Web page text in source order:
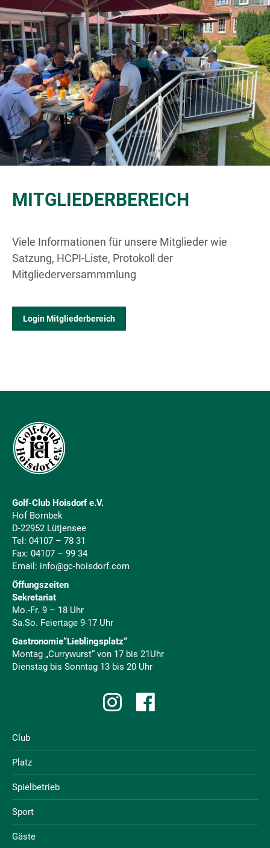
MITGLIEDERBEREICH
Viele Informationen für unsere Mitglieder wie
Satzung, HCPI-Liste, Protokoll der
Mitgliederversammmlung
Login Mitgliederbereich
Golf-Club Hoisdorf e.V.
Hof Bornbek
D-22952 Lütjensee
Tel: 04107 – 78 31
Fax: 04107 – 99 34
Email: info@gc-hoisdorf.com
Öffungszeiten
Sekretariat
Mo.-Fr. 9 – 18 Uhr
Sa.So. Feiertage 9-17 Uhr
Gastronomie“Lieblingsplatz“
Montag „Currywurst“ von 17 bis 21Uhr
Dienstag bis Sonntag 13 bis 20 Uhr
Club
Platz
Spielbetrieb
Sport
Gäste